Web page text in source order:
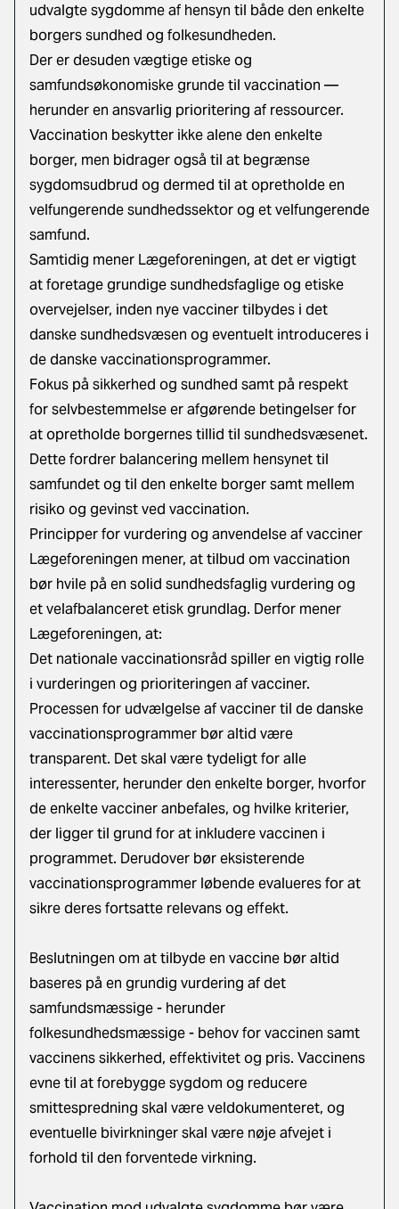
udvalgte sygdomme af hensyn til både den enkelte
borgers sundhed og folkesundheden.
Der er desuden vægtige etiske og
samfundsøkonomiske grunde til vaccination —
herunder en ansvarlig prioritering af ressourcer.
Vaccination beskytter ikke alene den enkelte
borger, men bidrager også til at begrænse
sygdomsudbrud og dermed til at opretholde en
velfungerende sundhedssektor og et velfungerende
samfund.
Samtidig mener Lægeforeningen, at det er vigtigt
at foretage grundige sundhedsfaglige og etiske
overvejelser, inden nye vacciner tilbydes i det
danske sundhedsvæsen og eventuelt introduceres i
de danske vaccinationsprogrammer.
Fokus på sikkerhed og sundhed samt på respekt
for selvbestemmelse er afgørende betingelser for
at opretholde borgernes tillid til sundhedsvæsenet.
Dette fordrer balancering mellem hensynet til
samfundet og til den enkelte borger samt mellem
risiko og gevinst ved vaccination.
Principper for vurdering og anvendelse af vacciner
Lægeforeningen mener, at tilbud om vaccination
bør hvile på en solid sundhedsfaglig vurdering og
et velafbalanceret etisk grundlag. Derfor mener
Lægeforeningen, at:
Det nationale vaccinationsråd spiller en vigtig rolle
i vurderingen og prioriteringen af vacciner.
Processen for udvælgelse af vacciner til de danske
vaccinationsprogrammer bør altid være
transparent. Det skal være tydeligt for alle
interessenter, herunder den enkelte borger, hvorfor
de enkelte vacciner anbefales, og hvilke kriterier,
der ligger til grund for at inkludere vaccinen i
programmet. Derudover bør eksisterende
vaccinationsprogrammer løbende evalueres for at
sikre deres fortsatte relevans og effekt.
Beslutningen om at tilbyde en vaccine bør altid
baseres på en grundig vurdering af det
samfundsmæssige - herunder
folkesundhedsmæssige - behov for vaccinen samt
vaccinens sikkerhed, effektivitet og pris. Vaccinens
evne til at forebygge sygdom og reducere
smittespredning skal være veldokumenteret, og
eventuelle bivirkninger skal være nøje afvejet i
forhold til den forventede virkning.